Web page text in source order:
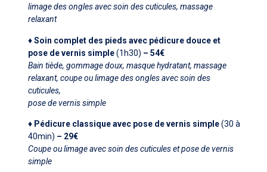
limage des ongles avec soin des cuticules, massage
relaxant
♦ Soin complet des pieds avec pédicure douce et
pose devernis simple(1h30) – 54€
Bain tiède, gommage doux, masque hydratant, massage
relaxant, coupe ou limage des ongles avec soin des
cuticules,
pose de vernis simple
♦ Pédicure classique avec pose de vernis simple(30 à
40min) – 29€
Coupe ou limage avec soin des cuticules et pose de vernis
simple